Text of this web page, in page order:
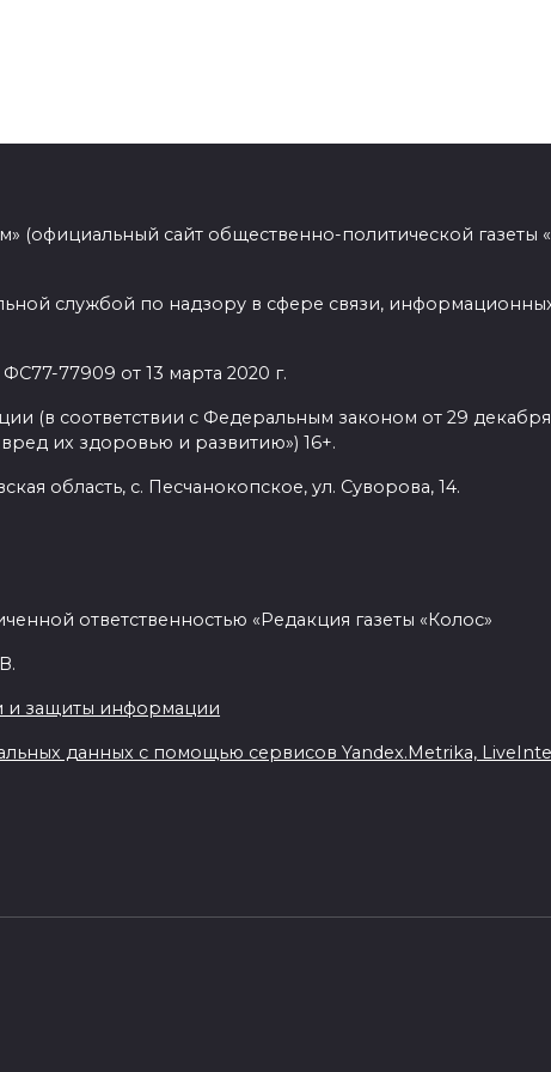
(официальный сайт общественно-политической газеты
службой по надзору в сфере связи,
77909 от 13 марта 2020 г.
(в соответствии с Федеральным законом от 29
их здоровью и развитию») 16+.
область, с. Песчанокопское, ул. Суворова, 14.
ответственностью «Редакция газеты «Колос»
и защиты информации
данных с помощью сервисов Yandex.Metrika,